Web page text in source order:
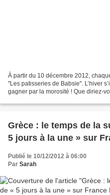
À partir du 10 décembre 2012,
"Les patisseries de Babsie". L’hiver
gagner par la morosité ! Que diriez-
Grèce : le temps de la
5 jours à la une » sur
Publié le 10/12/2012 à 06:00
Par Sarah